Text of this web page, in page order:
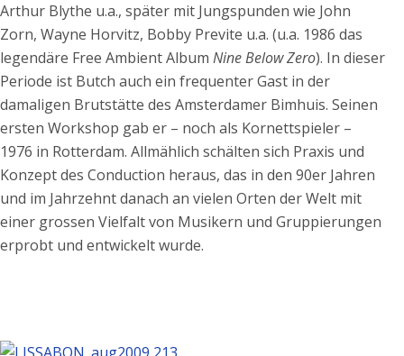
Arthur Blythe u.a., später mit Jungspunden wie John
Zorn, Wayne Horvitz, Bobby Previte u.a. (u.a. 1986 das
legendäre Free Ambient Album Nine Below Zero). In dieser
Periode ist Butch auch ein frequenter Gast in der
damaligen Brutstätte des Amsterdamer Bimhuis. Seinen
ersten Workshop gab er – noch als Kornettspieler –
1976 in Rotterdam. Allmählich schälten sich Praxis und
Konzept des Conduction heraus, das in den 90er Jahren
und im Jahrzehnt danach an vielen Orten der Welt mit
einer grossen Vielfalt von Musikern und Gruppierungen
erprobt und entwickelt wurde.